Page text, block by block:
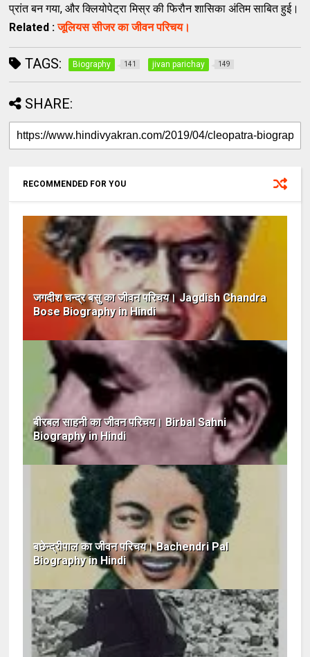
प्रांत बन गया, और क्लियोपेट्रा मिस्र की फिरौन शासिका अंतिम साबित हुई।
Related :जूलियस सीजर का जीवन परिचय।
TAGS: Biography 141 jivan parichay 149
SHARE:
RECOMMENDED FOR YOU
जगदीश चन्द्र बसु का जीवन परिचय। Jagdish Chandra
Bose Biography in Hindi
बीरबल साहनी का जीवन परिचय। Birbal Sahni
Biography in Hindi
बछेन्द्रीपाल का जीवन परिचय। Bachendri Pal
Biography in Hindi